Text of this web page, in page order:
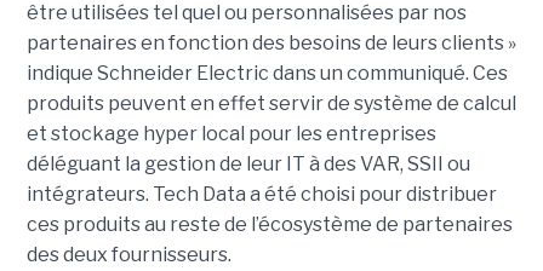
être utilisées tel quel ou personnalisées par nos
partenaires en fonction des besoins de leurs clients »
indique Schneider Electric dans un communiqué. Ces
produits peuvent en effet servir de système de calcul
et stockage hyper local pour les entreprises
déléguant la gestion de leur IT à des VAR, SSII ou
intégrateurs. Tech Data a été choisi pour distribuer
ces produits au reste de l’écosystème de partenaires
des deux fournisseurs.